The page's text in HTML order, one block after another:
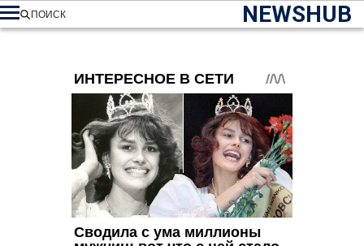
NEWSHUB
ПОИСК